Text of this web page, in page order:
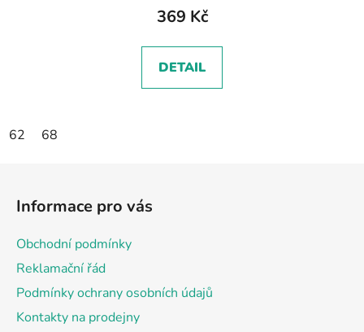
369 Kč
DETAIL
62 68
Informace pro vás
Obchodní podmínky
Reklamační řád
Podmínky ochrany osobních údajů
Kontakty na prodejny